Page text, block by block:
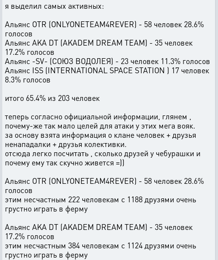
я выделил самых активных:
Альянс OTR (ONLYONETEAM4REVER) - 58 человек 28.6%
голосов
Альянс AKA DT (AKADEM DREAM TEAM) - 35 человек
17.2% голосов
Альянс -SV- (СОЮЗ ВОДОЛЕЯ) - 23 человек 11.3% голосов
Альянс ISS (INTERNATIONAL SPACE STATION ) 17 человек
8.3% голосов
итого 65.4% из 203 человек
теперь согласно официальной информации, глянем ,
почему-же так мало целей для атаки у этих мега вояк.
за основу взята информация о клане человек + друзья
ненападалки + друзья колективки.
отсюда легко посчитать , сколько друзей у чебурашки и
почему ему так скучно живется =))
Альянс OTR (ONLYONETEAM4REVER) - 58 человек 28.6%
голосов
этим несчастным 222 человекам с 1188 друзями очень
грустно играть в ферму
Альянс AKA DT (AKADEM DREAM TEAM) - 35 человек
17.2% голосов
этим несчастным 384 человекам с 1124 друзями очень
грустно играть в ферму